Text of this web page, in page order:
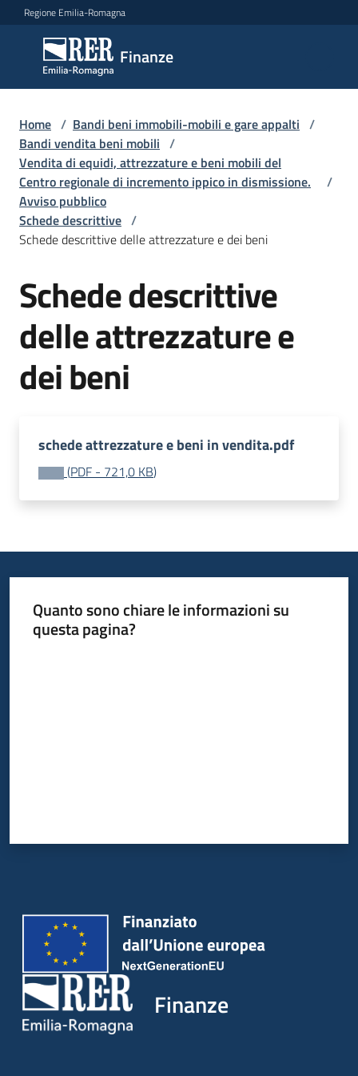
Vai al contenuto
Vai alla navigazione
Vai al footer
Regione Emilia-Romagna
Finanze
Finanze
Argomenti
Novità
Bandi
Piani
Programmi
Progetti
Home / Bandi beni immobili-mobili e gare appalti /
Bandi vendita beni mobili /
Vendita di equidi, attrezzature e beni mobili del
Centro regionale di incremento ippico in dismissione.
Avviso pubblico
/
Schede descrittive /
Schede descrittive delle attrezzature e dei beni
Schede descrittive
delle attrezzature e
dei beni
schede attrezzature e beni in vendita.pdf
(PDF - 721,0 KB)
Quanto sono chiare le informazioni su
questa pagina?
Finanze